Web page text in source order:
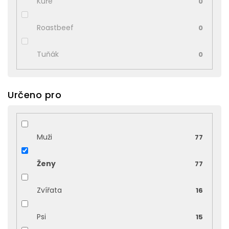
Roastbeef 0
Tuňák 0
Určeno pro
Muži 77
Ženy 77
Zvířata 16
Psi 15